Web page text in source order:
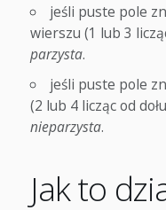
jeśli puste pole
wierszu (1 lub 3
parzysta.
jeśli puste pole
(2 lub 4 licząc od
nieparzysta.
Jak to